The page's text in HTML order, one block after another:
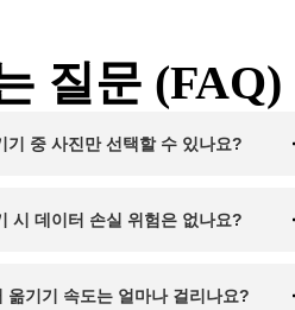
질문 (FAQ)
기 중 사진만 선택할 수 있나요?
시 데이터 손실 위험은 없나요?
옮기기 속도는 얼마나 걸리나요?